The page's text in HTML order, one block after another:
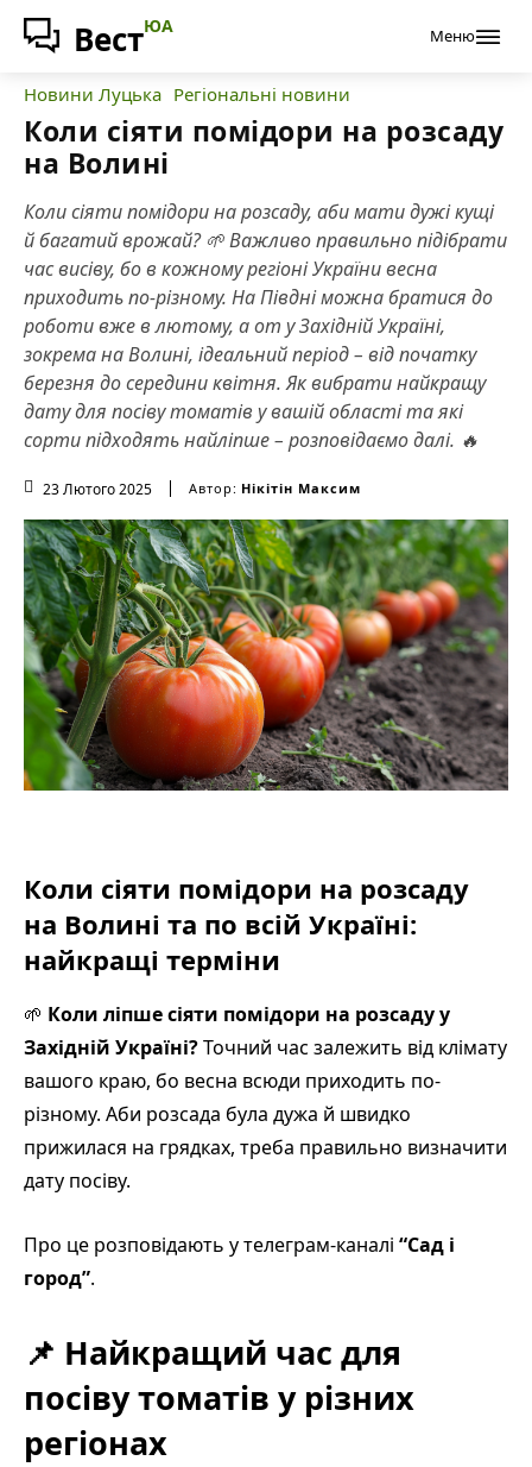
ВестЮА Меню
Новини Луцька Регіональні новини
Коли сіяти помідори на розсаду
на Волині
Коли сіяти помідори на розсаду, аби мати дужі кущі
й багатий врожай? 🌱 Важливо правильно підібрати
час висіву, бо в кожному регіоні України весна
приходить по-різному. На Півдні можна братися до
роботи вже в лютому, а от у Західній Україні,
зокрема на Волині, ідеальний період – від початку
березня до середини квітня. Як вибрати найкращу
дату для посіву томатів у вашій області та які
сорти підходять найліпше – розповідаємо далі. 🔥
23 Лютого 2025 Автор: Нікітін Максим
Коли сіяти помідори на розсаду
на Волині та по всій Україні:
найкращі терміни
🌱 Коли ліпше сіяти помідори на розсаду у
Західній Україні?Точний час залежить від клімату
вашого краю, бо весна всюди приходить по-
різному. Аби розсада була дужа й швидко
прижилася на грядках, треба правильно визначити
дату посіву.
Про це розповідають у телеграм-каналі “Сад і
город”.
📌 Найкращий час для
посіву томатів у різних
регіонах